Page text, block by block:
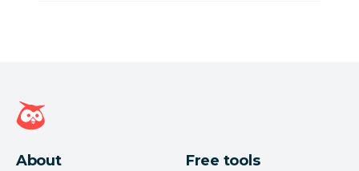
Page d'accueil Hootsuite
About Free tools